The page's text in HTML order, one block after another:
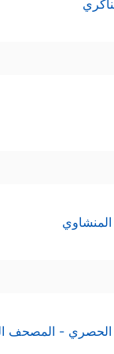
الحصري - المصحف